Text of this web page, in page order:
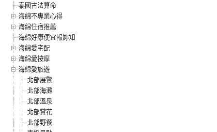
泰國古法算命
海綿不專業心得
海綿住宿推薦
海綿好康便宜報妳知
海綿愛宅配
海綿愛按摩
海綿愛旅遊
北部展覽
北部海灘
北部溫泉
北部賞花
北部野餐